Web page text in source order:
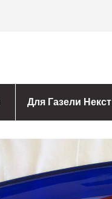
Для Газели Некст